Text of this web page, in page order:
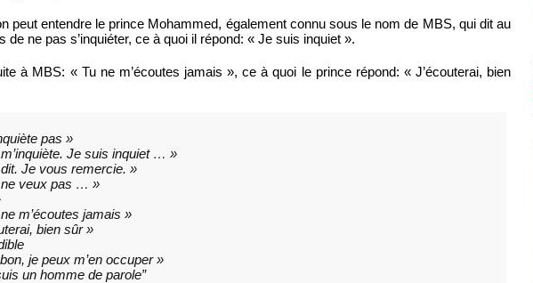
peut entendre le prince Mohammed, également connu sous le nom de MBS, qui dit au
de ne pas s’inquiéter, ce à quoi il répond: « Je suis inquiet ».
à MBS: « Tu ne m’écoutes jamais », ce à quoi le prince répond: « J’écouterai, bien
pas »
Je suis inquiet … »
Je vous remercie. »
veux pas … »
m’écoutes jamais »
bien sûr »
je peux m’en occuper »
un homme de parole”